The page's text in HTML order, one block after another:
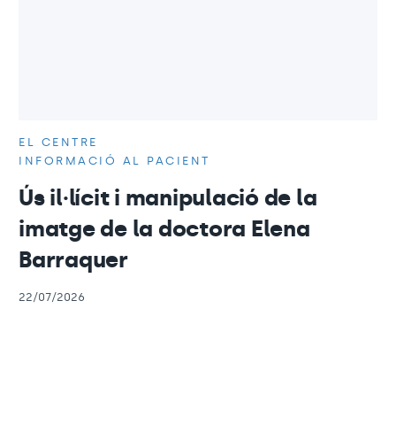
EL CENTRE
INFORMACIÓ AL PACIENT
Ús il·lícit i manipulació de la
imatge de la doctora Elena
Barraquer
22/07/2026